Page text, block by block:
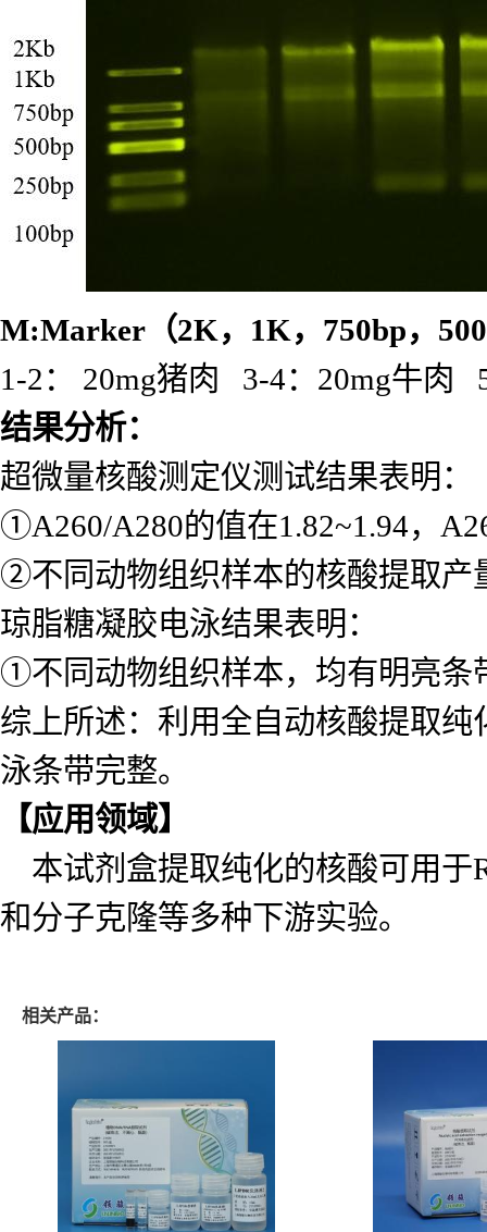
M:Marker （2K， 1K， 750bp，
1-2： 20mg猪肉 3-4：20mg牛肉
结果分析：
超微量核酸测定仪测试结果表明：
①A260/A280的值在1.82~1.94，
②不同动物组织样本的核酸提取产
琼脂糖凝胶电泳结果表明：
①不同动物组织样本，均有明亮条
综上所述：利用全自动核酸提取
泳条带完整。
【应用领域】
本试剂盒提取纯化的核酸可用于
和分子克隆等多种下游实验。
相关产品：